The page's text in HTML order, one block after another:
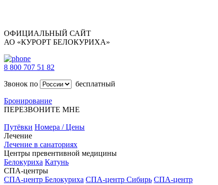
ОФИЦИАЛЬНЫЙ САЙТ
АО «КУРОРТ БЕЛОКУРИХА»
8 800 707 51 82
Звонок по
бесплатный
Бронирование
ПЕРЕЗВОНИТЕ МНЕ
Путёвки Номера / Цены
Лечение
Лечение в санаториях
Центры превентивной медицины
Белокуриха Катунь
СПА-центры
СПА-центр Белокуриха СПА-центр Сибирь СПА-центр